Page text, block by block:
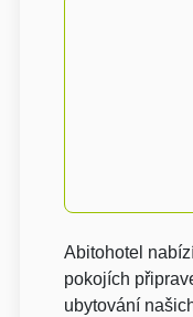
Abitohotel
pokojích
ubytování